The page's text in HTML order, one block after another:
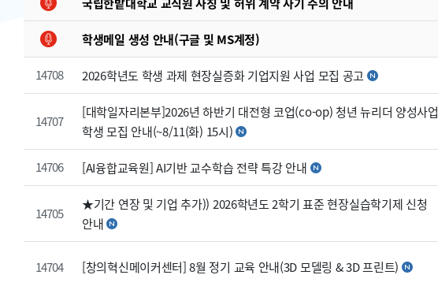
학생메일 생성 안내(구글 및 MS계정)
14708 2026학년도 학생 과제 현장실증화 기업지원 사업 모집 공고
14707
[대학일자리본부]2026년 하반기 대전형 코업(co-op) 청년 뉴리더 양성사업
학생 모집 안내(~8/11(화) 15시)
14706 [AI융합교육원] AI기반 교수학습 전략 특강 안내
14705
★기간 연장 및 기업 추가)) 2026학년도 2학기 표준 현장실습학기제 신청
안내
14704 [창의혁신메이커센터] 8월 정기 교육 안내(3D 모델링 & 3D 프린트)